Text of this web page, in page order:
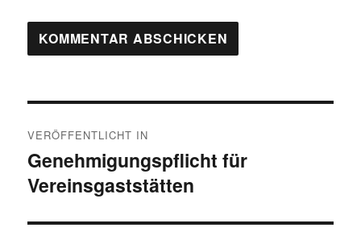
VERÖFFENTLICHT IN
Genehmigungspflicht für
Vereinsgaststätten